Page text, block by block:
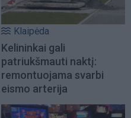
Klaipėda
Kelininkai gali
patriukšmauti naktį:
remontuojama svarbi
eismo arterija